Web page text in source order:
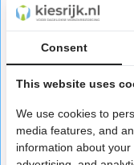
Zachte
Voor de meeste
een geschikte
borstelharen
comfortabel langs
Met een zachte
Consent
This website uses
We use cookies to
media features, and
information about your